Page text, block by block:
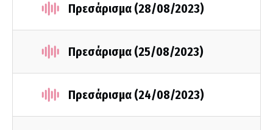
Πρεσάρισμα (28/08/2023)
Πρεσάρισμα (25/08/2023)
Πρεσάρισμα (24/08/2023)